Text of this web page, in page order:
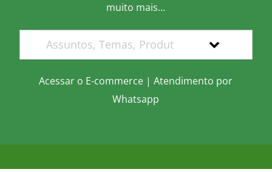
muito mais...
Acessar o E-commerce |Atendimento por
Whatsapp